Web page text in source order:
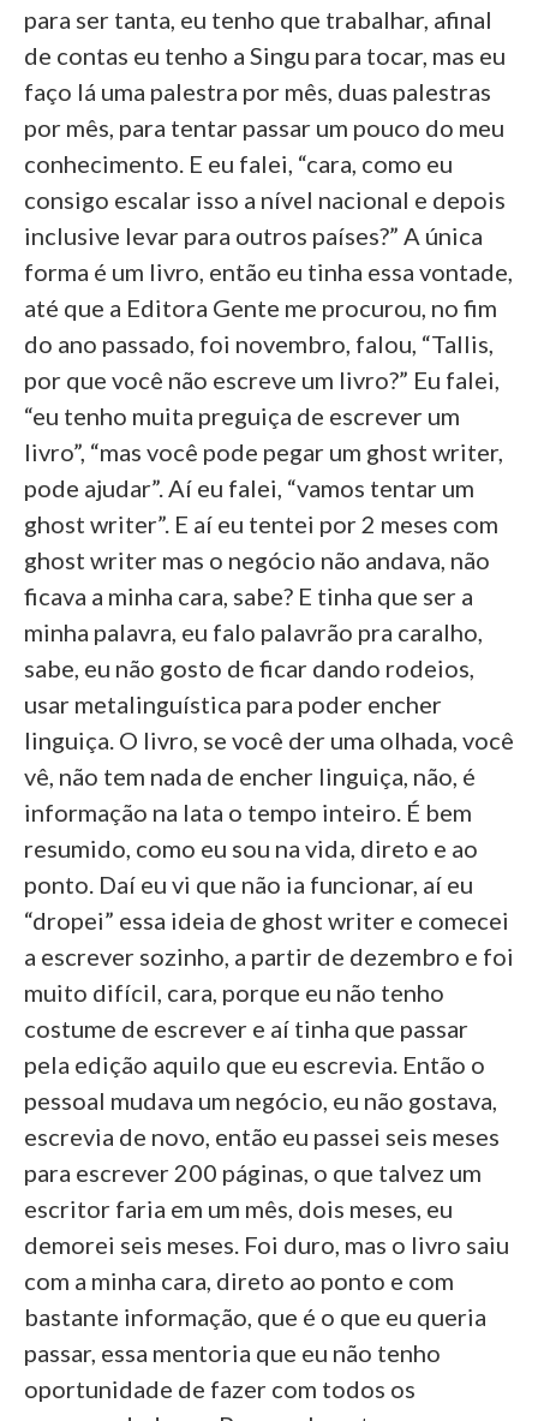
para ser tanta, eu tenho que trabalhar, afinal
de contas eu tenho a Singu para tocar, mas eu
faço lá uma palestra por mês, duas palestras
por mês, para tentar passar um pouco do meu
conhecimento. E eu falei, “cara, como eu
consigo escalar isso a nível nacional e depois
inclusive levar para outros países?” A única
forma é um livro, então eu tinha essa vontade,
até que a Editora Gente me procurou, no fim
do ano passado, foi novembro, falou, “Tallis,
por que você não escreve um livro?” Eu falei,
“eu tenho muita preguiça de escrever um
livro”, “mas você pode pegar um ghost writer,
pode ajudar”. Aí eu falei, “vamos tentar um
ghost writer”. E aí eu tentei por 2 meses com
ghost writer mas o negócio não andava, não
ficava a minha cara, sabe? E tinha que ser a
minha palavra, eu falo palavrão pra caralho,
sabe, eu não gosto de ficar dando rodeios,
usar metalinguística para poder encher
linguiça. O livro, se você der uma olhada, você
vê, não tem nada de encher linguiça, não, é
informação na lata o tempo inteiro. É bem
resumido, como eu sou na vida, direto e ao
ponto. Daí eu vi que não ia funcionar, aí eu
“dropei” essa ideia de ghost writer e comecei
a escrever sozinho, a partir de dezembro e foi
muito difícil, cara, porque eu não tenho
costume de escrever e aí tinha que passar
pela edição aquilo que eu escrevia. Então o
pessoal mudava um negócio, eu não gostava,
escrevia de novo, então eu passei seis meses
para escrever 200 páginas, o que talvez um
escritor faria em um mês, dois meses, eu
demorei seis meses. Foi duro, mas o livro saiu
com a minha cara, direto ao ponto e com
bastante informação, que é o que eu queria
passar, essa mentoria que eu não tenho
oportunidade de fazer com todos os